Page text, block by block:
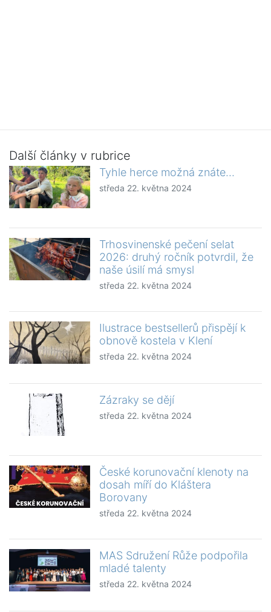
Další články v rubrice
Tyhle herce možná znáte...
středa 22. května 2024
Trhosvinenské pečení selat
2026: druhý ročník potvrdil, že
naše úsilí má smysl
středa 22. května 2024
Ilustrace bestsellerů přispějí k
obnově kostela v Klení
středa 22. května 2024
Zázraky se dějí
středa 22. května 2024
České korunovační klenoty na
dosah míří do Kláštera
Borovany
středa 22. května 2024
MAS Sdružení Růže podpořila
mladé talenty
středa 22. května 2024